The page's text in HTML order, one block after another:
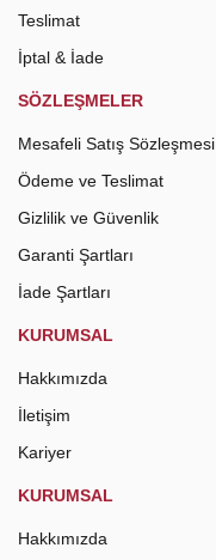
Teslimat
İptal & İade
SÖZLEŞMELER
Mesafeli Satış Sözleşmesi
Ödeme ve Teslimat
Gizlilik ve Güvenlik
Garanti Şartları
İade Şartları
KURUMSAL
Hakkımızda
İletişim
Kariyer
KURUMSAL
Hakkımızda